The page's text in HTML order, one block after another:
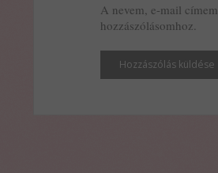
A nevem, e-mail
hozzászólásomhoz.